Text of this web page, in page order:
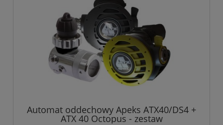
Automat oddechowy Apeks ATX40/DS4 +
ATX 40 Octopus - zestaw